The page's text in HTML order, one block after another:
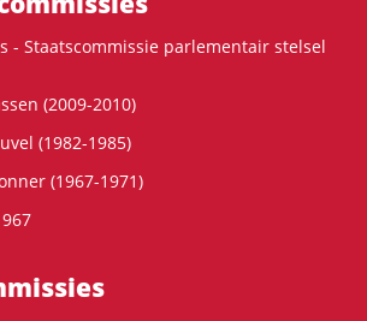
- Staatscommissie parlementair stelsel
(2009-2010)
(1982-1985)
(1967-1971)